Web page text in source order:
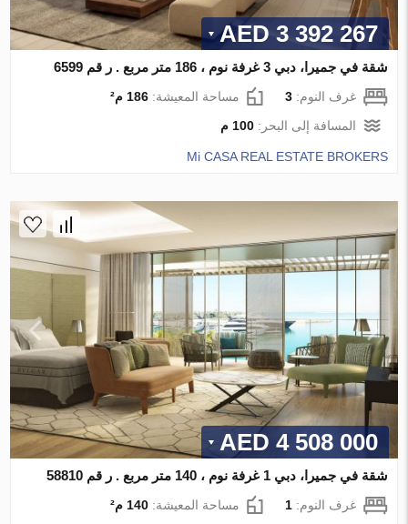
3 392 267 AED
شقة في جميرا، دبي 3 غرفة نوم ، 186 متر مربع . ر قم 6599
غرف النوم:3 مساحة المعيشة:186 م²
المسافة إلى البحر:100 م
Mi CASA REAL ESTATE BROKERS
4 508 000 AED
شقة في جميرا، دبي 1 غرفة نوم ، 140 متر مربع . ر قم 58810
غرف النوم:1 مساحة المعيشة:140 م²